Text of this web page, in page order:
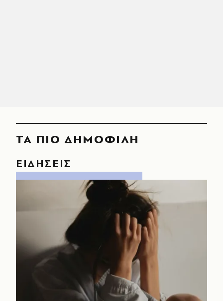
ΤΑ ΠΙΟ ΔΗΜΟΦΙΛΗ
ΕΙΔΗΣΕΙΣ